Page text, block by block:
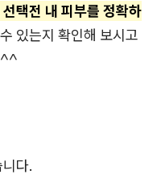
택전 내 피부를 정확하
수 있는지 확인해 보시고
^^
다.